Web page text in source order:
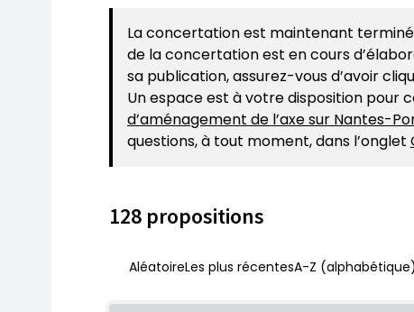
La concertation est maintenant
de la concertation est en cours
sa publication, assurez-vous d’avoir
Un espace est à votre disposition pour
d’aménagement de l’axe sur Nantes-
questions, à tout moment, dans l’onglet
128 propositions
AléatoireLes plus récentesA-Z (alphabétique)